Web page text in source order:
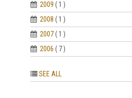
2009 ( 1 )
2008 ( 1 )
2007 ( 1 )
2006 ( 7 )
SEE ALL